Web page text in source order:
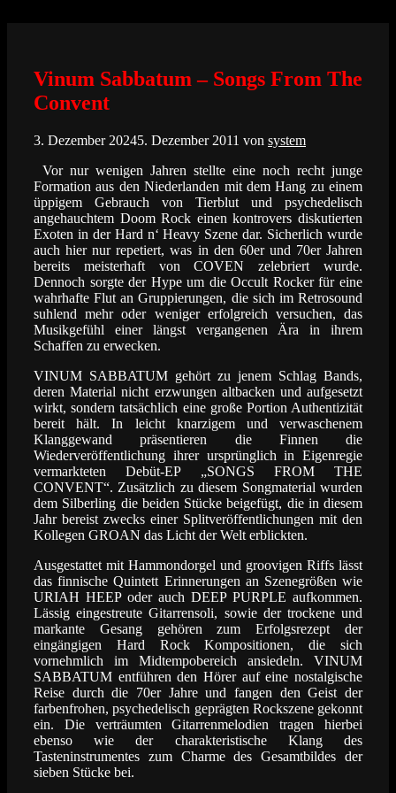
Vinum Sabbatum – Songs From The
Convent
3. Dezember 20245. Dezember 2011 von system
Vor nur wenigen Jahren stellte eine noch recht junge
Formation aus den Niederlanden mit dem Hang zu einem
üppigem Gebrauch von Tierblut und psychedelisch
angehauchtem Doom Rock einen kontrovers diskutierten
Exoten in der Hard n‘ Heavy Szene dar. Sicherlich wurde
auch hier nur repetiert, was in den 60er und 70er Jahren
bereits meisterhaft von COVEN zelebriert wurde.
Dennoch sorgte der Hype um die Occult Rocker für eine
wahrhafte Flut an Gruppierungen, die sich im Retrosound
suhlend mehr oder weniger erfolgreich versuchen, das
Musikgefühl einer längst vergangenen Ära in ihrem
Schaffen zu erwecken.
VINUM SABBATUM gehört zu jenem Schlag Bands,
deren Material nicht erzwungen altbacken und aufgesetzt
wirkt, sondern tatsächlich eine große Portion Authentizität
bereit hält. In leicht knarzigem und verwaschenem
Klanggewand präsentieren die Finnen die
Wiederveröffentlichung ihrer ursprünglich in Eigenregie
vermarkteten Debüt-EP „SONGS FROM THE
CONVENT“. Zusätzlich zu diesem Songmaterial wurden
dem Silberling die beiden Stücke beigefügt, die in diesem
Jahr bereist zwecks einer Splitveröffentlichungen mit den
Kollegen GROAN das Licht der Welt erblickten.
Ausgestattet mit Hammondorgel und groovigen Riffs lässt
das finnische Quintett Erinnerungen an Szenegrößen wie
URIAH HEEP oder auch DEEP PURPLE aufkommen.
Lässig eingestreute Gitarrensoli, sowie der trockene und
markante Gesang gehören zum Erfolgsrezept der
eingängigen Hard Rock Kompositionen, die sich
vornehmlich im Midtempobereich ansiedeln. VINUM
SABBATUM entführen den Hörer auf eine nostalgische
Reise durch die 70er Jahreund fangen den Geist der
farbenfrohen, psychedelisch geprägten Rockszene gekonnt
ein. Die verträumten Gitarrenmelodien tragen hierbei
ebenso wie der charakteristische Klang des
Tasteninstrumentes zum Charme des Gesamtbildes der
sieben Stücke bei.